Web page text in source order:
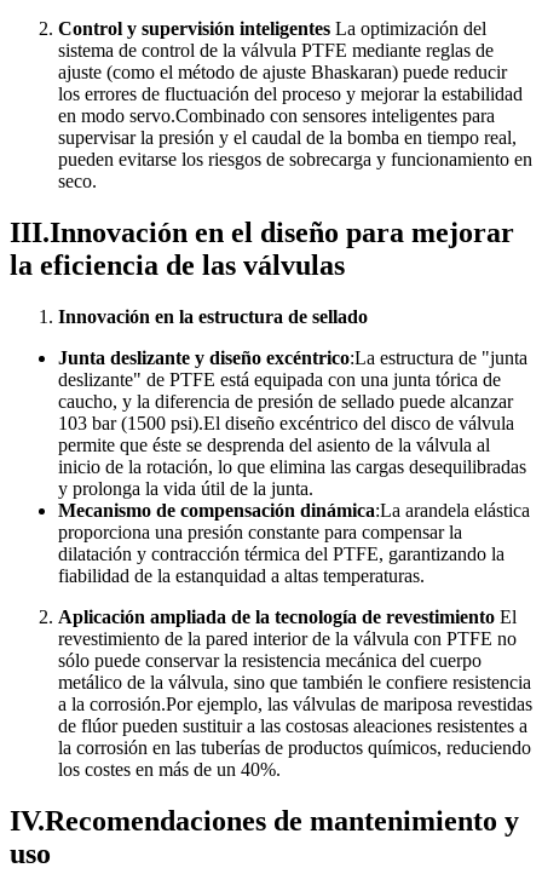
Control y supervisión inteligentes La optimización del
sistema de control de la válvula PTFE mediante reglas de
ajuste (como el método de ajuste Bhaskaran) puede reducir
los errores de fluctuación del proceso y mejorar la estabilidad
en modo servo.Combinado con sensores inteligentes para
supervisar la presión y el caudal de la bomba en tiempo real,
pueden evitarse los riesgos de sobrecarga y funcionamiento en
seco.
III.Innovación en el diseño para mejorar
la eficiencia de las válvulas
Innovación en la estructura de sellado
Junta deslizante y diseño excéntrico:La estructura de "junta
deslizante" de PTFE está equipada con una junta tórica de
caucho, y la diferencia de presión de sellado puede alcanzar
103 bar (1500 psi).El diseño excéntrico del disco de válvula
permite que éste se desprenda del asiento de la válvula al
inicio de la rotación, lo que elimina las cargas desequilibradas
y prolonga la vida útil de la junta.
Mecanismo de compensación dinámica:La arandela elástica
proporciona una presión constante para compensar la
dilatación y contracción térmica del PTFE, garantizando la
fiabilidad de la estanquidad a altas temperaturas.
Aplicación ampliada de la tecnología de revestimiento El
revestimiento de la pared interior de la válvula con PTFE no
sólo puede conservar la resistencia mecánica del cuerpo
metálico de la válvula, sino que también le confiere resistencia
a la corrosión.Por ejemplo, las válvulas de mariposa revestidas
de flúor pueden sustituir a las costosas aleaciones resistentes a
la corrosión en las tuberías de productos químicos, reduciendo
los costes en más de un 40%.
IV.Recomendaciones de mantenimiento y
uso